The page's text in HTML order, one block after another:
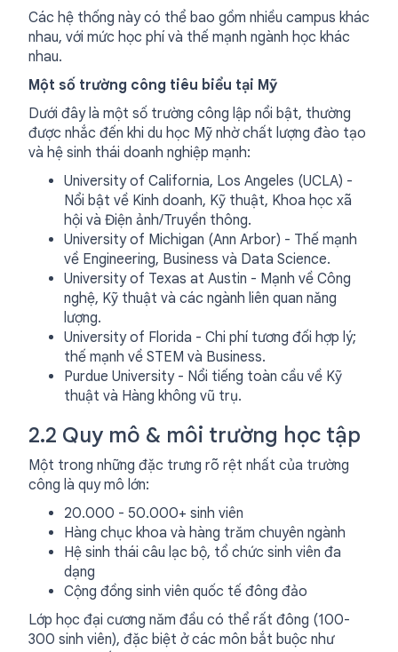
Các hệ thống này có thể bao gồm nhiều campus khác
nhau, với mức học phí và thế mạnh ngành học khác
nhau.
Một số trường công tiêu biểu tại Mỹ
Dưới đây là một số trường công lập nổi bật, thường
được nhắc đến khi du học Mỹ nhờ chất lượng đào tạo
và hệ sinh thái doanh nghiệp mạnh:
University of California, Los Angeles (UCLA) -
Nổi bật về Kinh doanh, Kỹ thuật, Khoa học xã
hội và Điện ảnh/Truyền thông.
University of Michigan (Ann Arbor) - Thế mạnh
về Engineering, Business và Data Science.
University of Texas at Austin - Mạnh về Công
nghệ, Kỹ thuật và các ngành liên quan năng
lượng.
University of Florida - Chi phí tương đối hợp lý;
thế mạnh về STEM và Business.
Purdue University - Nổi tiếng toàn cầu về Kỹ
thuật và Hàng không vũ trụ.
2.2 Quy mô & môi trường học tập
Một trong những đặc trưng rõ rệt nhất của trường
công là quy mô lớn:
20.000 - 50.000+ sinh viên
Hàng chục khoa và hàng trăm chuyên ngành
Hệ sinh thái câu lạc bộ, tổ chức sinh viên đa
dạng
Cộng đồng sinh viên quốc tế đông đảo
Lớp học đại cương năm đầu có thể rất đông (100-
300 sinh viên), đặc biệt ở các môn bắt buộc như